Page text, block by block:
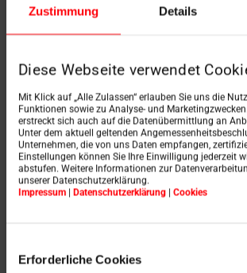
Zustimmung Details
Diese Webseite verwendet
Mit Klick auf „Alle Zulassen“ erlauben Sie uns die
Funktionen sowie zu Analyse- und
erstreckt sich auch auf die Datenübermittlung an
Unter dem aktuell geltenden
Unternehmen, die von uns Daten empfangen,
Einstellungen können Sie Ihre Einwilligung jederzeit
abstufen. Weitere Informationen zur
unserer Datenschutzerklärung.
Impressum | Datenschutzerklärung | Cookies
Erforderliche Cookies
Mettlach, Duitsland
In Mettlach in het Saarland is een